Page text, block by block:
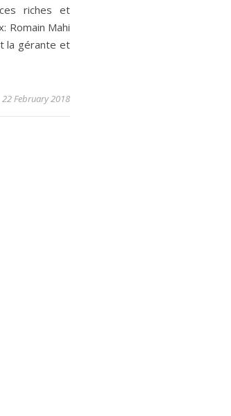
riches et
Romain Mahi
la gérante et
22 February 2018